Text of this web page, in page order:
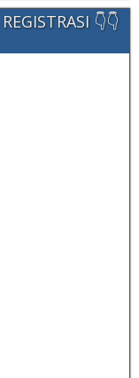
👇👇